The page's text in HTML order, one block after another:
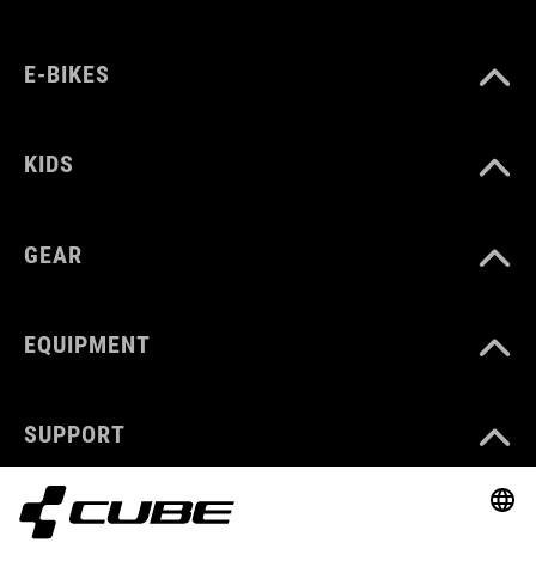
E-BIKES
KIDS
GEAR
EQUIPMENT
SUPPORT
ABOUT US